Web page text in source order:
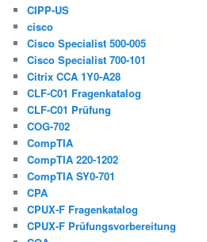
CIPP-US
cisco
Cisco Specialist 500-005
Cisco Specialist 700-101
Citrix CCA 1Y0-A28
CLF-C01 Fragenkatalog
CLF-C01 Prüfung
COG-702
CompTIA
CompTIA 220-1202
CompTIA SY0-701
CPA
CPUX-F Fragenkatalog
CPUX-F Prüfungsvorbereitung